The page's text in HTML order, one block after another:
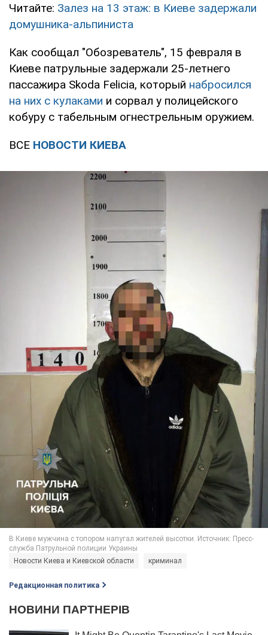
Читайте: Залез на 13 этаж: в Киеве задержали
домушника-альпиниста
Как сообщал "Обозреватель", 15 февраля в
Киеве патрульные задержали 25-летнего
пассажира Skoda Felicia, который набросился
на них с кулаками и сорвал у полицейского
кобуру с табельным огнестрельным оружием.
ВСЕ НОВОСТИ КИЕВА
Новости Киева и Киевской области криминал
Редакционная политика